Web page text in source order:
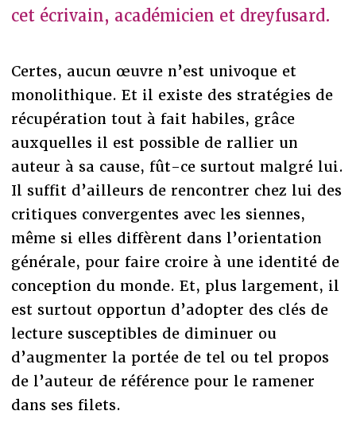
cet écrivain, académicien et dreyfusard.
Certes, aucun œuvre n’est univoque et
monolithique. Et il existe des stratégies de
récupération tout à fait habiles, grâce
auxquelles il est possible de rallier un
auteur à sa cause, fût-ce surtout malgré lui.
Il suffit d’ailleurs de rencontrer chez lui des
critiques convergentes avec les siennes,
même si elles diffèrent dans l’orientation
générale, pour faire croire à une identité de
conception du monde. Et, plus largement, il
est surtout opportun d’adopter des clés de
lecture susceptibles de diminuer ou
d’augmenter la portée de tel ou tel propos
de l’auteur de référence pour le ramener
dans ses filets.